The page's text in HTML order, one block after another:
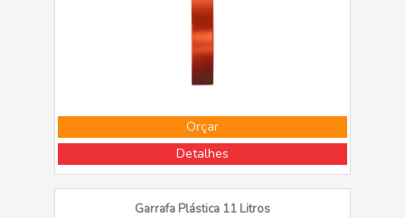
Orçar
Detalhes
Garrafa Plástica 11 Litros